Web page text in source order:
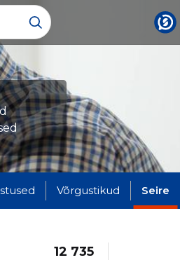
Võrgustikud Seire
12 735